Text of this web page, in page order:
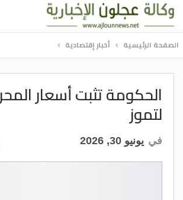
الصفحة الرئيسية أخبار إقتصادية
الحكومة تثبت أسعار
لتموز
في يونيو 30, 2026